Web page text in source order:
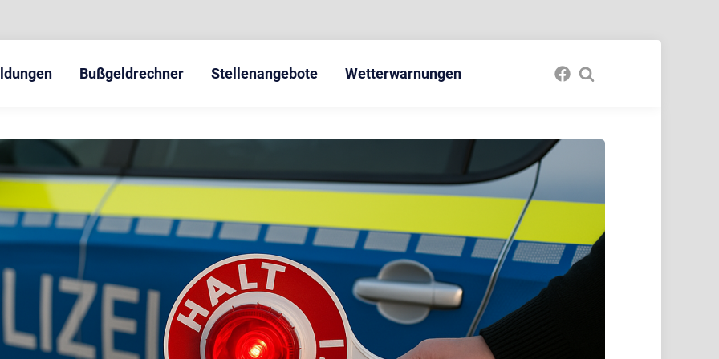
Bußgeldrechner Stellenangebote Wetterwarnungen